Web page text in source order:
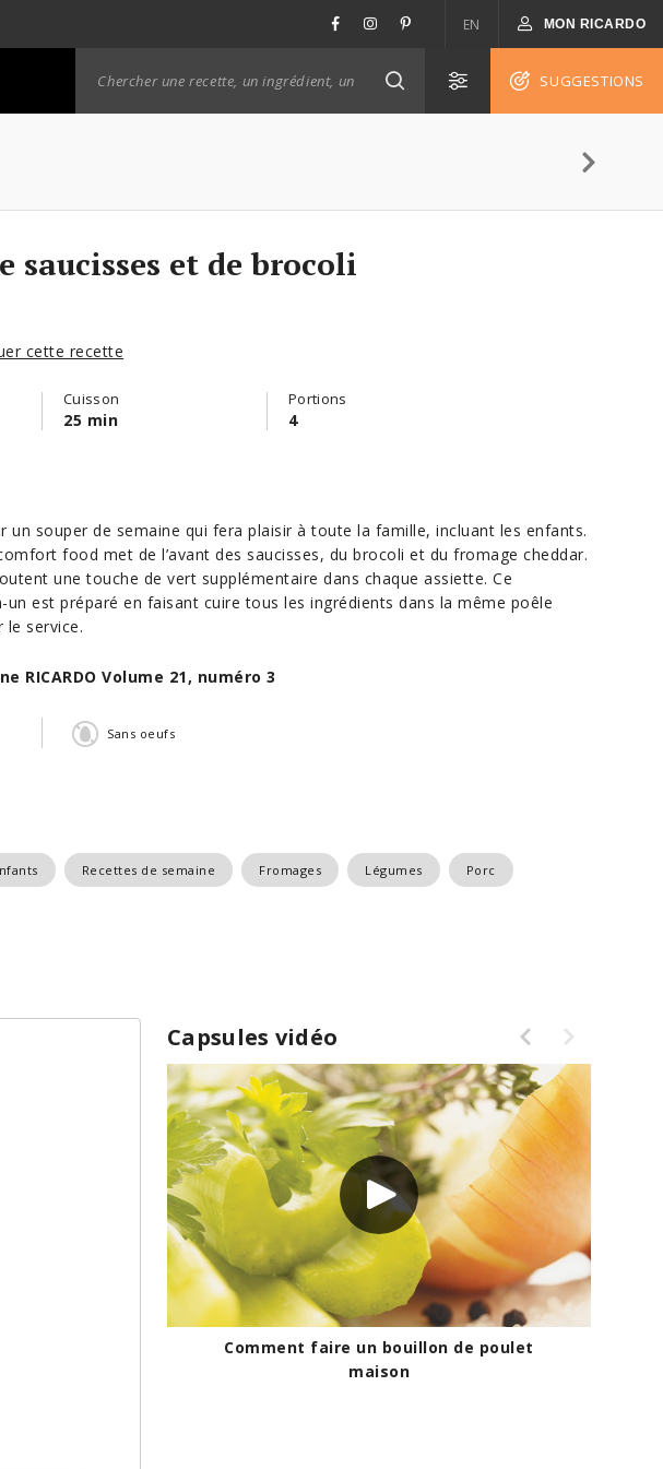
EN MON RICARDO
SUGGESTIONS
saucisses et de brocoli
cette recette
Cuisson
25 min
Portions
4
un souper de semaine qui fera plaisir à toute la famille, incluant les enfants.
food met de l’avant des saucisses, du brocoli et du fromage cheddar.
une touche de vert supplémentaire dans chaque assiette. Ce
est préparé en faisant cuire tous les ingrédients dans la même poêle
le service.
RICARDO Volume 21, numéro 3
Sans oeufs
Recettes de semaine Fromages Légumes Porc
Capsules vidéo
Comment faire un bouillon de poulet
maison